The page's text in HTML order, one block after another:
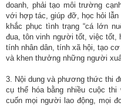
doanh, phải tạo môi trường
với hợp tác, giúp đỡ, học hỏi lẫn
khắc phục tình trạng “cá lớn
đua, tôn vinh người tốt, việc tốt,
tính nhân dân, tính xã hội, tạo
và khen thưởng những người
3. Nội dung và phương thức thi
cụ thể hóa bằng nhiều cuộc
cuốn mọi người lao động, mọi